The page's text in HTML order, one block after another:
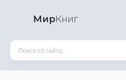
МирКниг